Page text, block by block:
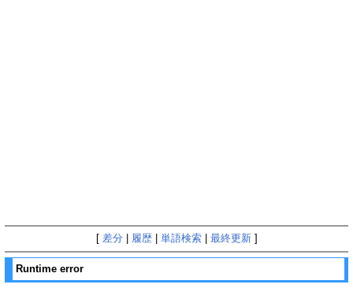
[ 差分 履歴| 単語検索| 最終更新]
Runtime error